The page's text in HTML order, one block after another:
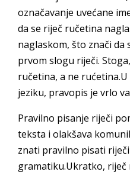
označavanje uvećane
da se riječ ručetina
naglaskom, što znači da
prvom slogu riječi.
ručetina, a ne
jeziku, pravopis je vrlo
Pravilno pisanje riječi
teksta i olakšava
znati pravilno pisati
gramatiku.Ukratko, riječ